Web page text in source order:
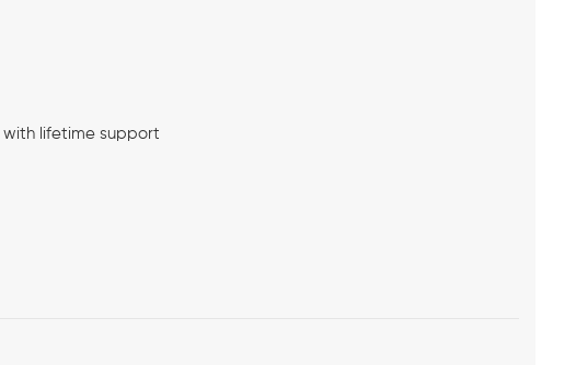
lifetime support